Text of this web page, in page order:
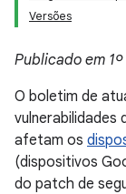
Versões
Publicado em
O boletim de
vulnerabilidades
afetam os
(dispositivos
do patch de